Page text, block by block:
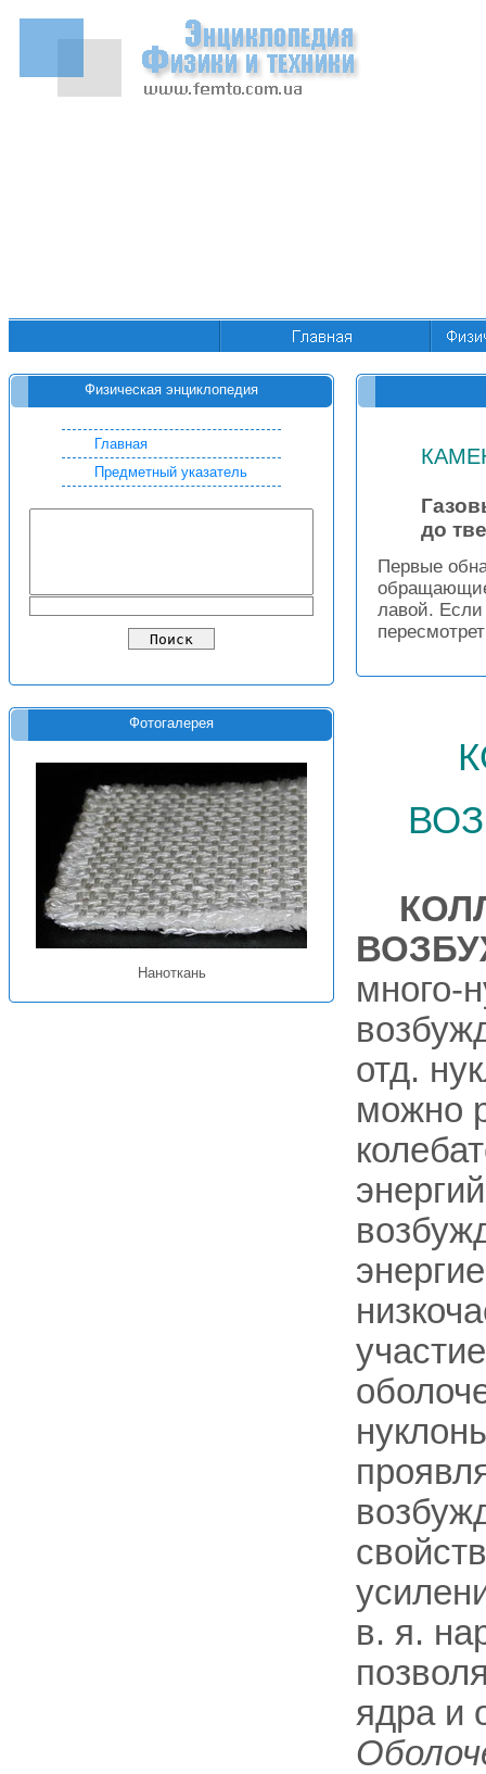
Физическая энциклопедия
Главная
Предметный указатель
Фотогалерея
Наноткань
до
Первые
лавой. Если
много-
отд.
можно
в. я.
ядра и